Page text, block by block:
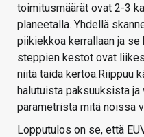
toimitusmäärät ovat 2-3
planeetalla. Yhdellä
piikiekkoa kerrallaan ja
steppien kestot ovat
niitä taida kertoa.Riippuu
halutuista paksuuksista ja
parametrista mitä noissa
Lopputulos on se, että